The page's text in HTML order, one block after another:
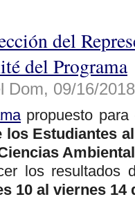
del
del Programa
Dom, 09/16/
propuesto
los Estudiantes
los resultados
10 al viernes 14